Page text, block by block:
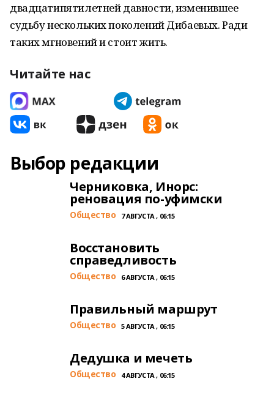
двадцатипятилетней давности, изменившее
судьбу нескольких поколений Дибаевых. Ради
таких мгновений и стоит жить.
Читайте нас
Выбор редакции
Черниковка, Инорс:
реновация по-уфимски
Общество 7 АВГУСТА , 06:15
Восстановить
справедливость
Общество 6 АВГУСТА , 06:15
Правильный маршрут
Общество 5 АВГУСТА , 06:15
Дедушка и мечеть
Общество 4 АВГУСТА , 06:15